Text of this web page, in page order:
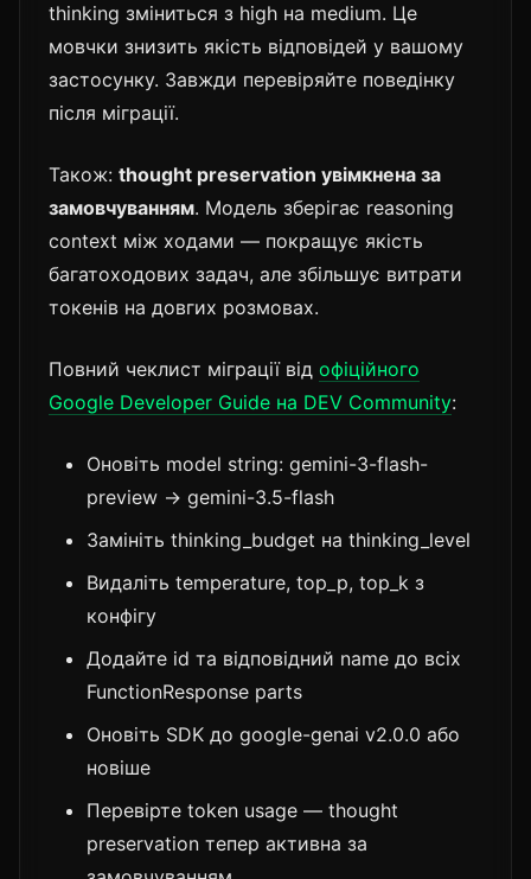
thinking зміниться з high на medium. Це
мовчки знизить якість відповідей у вашому
застосунку. Завжди перевіряйте поведінку
після міграції.
Також: thought preservation увімкнена за
замовчуванням. Модель зберігає reasoning
context між ходами — покращує якість
багатоходових задач, але збільшує витрати
токенів на довгих розмовах.
Повний чеклист міграції від офіційного
Google Developer Guide на DEV Community:
Оновіть model string: gemini-3-flash-
preview → gemini-3.5-flash
Замініть thinking_budget на thinking_level
Видаліть temperature, top_p, top_k з
конфігу
Додайте id та відповідний name до всіх
FunctionResponse parts
Оновіть SDK до google-genai v2.0.0 або
новіше
Перевірте token usage — thought
preservation тепер активна за